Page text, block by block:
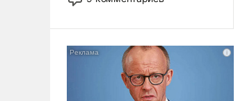
революционных изменений.
псевдонаучной фантастики,
стало всерьез обсуждаемой